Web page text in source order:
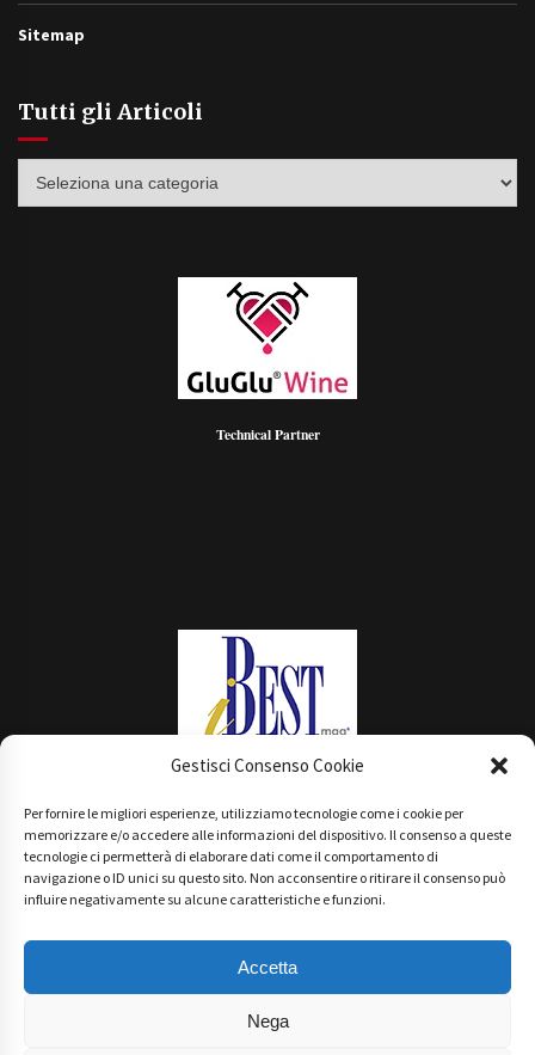
Gestisci Consenso Cookie
Per fornire le migliori esperienze, utilizziamo tecnologie come i cookie per
memorizzare e/o accedere alle informazioni del dispositivo. Il consenso a queste
tecnologie ci permetterà di elaborare dati come il comportamento di
navigazione o ID unici su questo sito. Non acconsentire o ritirare il consenso può
influire negativamente su alcune caratteristiche e funzioni.
Accetta
Nega
Sitemap
Tutti gli Articoli
Technical Partner
Main Partner